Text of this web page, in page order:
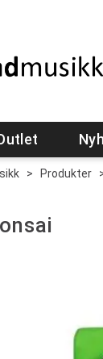
> Produkter